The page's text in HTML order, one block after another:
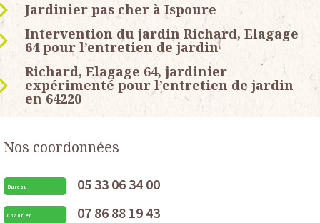
Jardinier pas cher à Ispoure
Intervention du jardin Richard, Elagage
64 pour l’entretien de jardin
Richard, Elagage 64, jardinier
expérimenté pour l’entretien de jardin
en 64220
Nos coordonnées
Bureau 05 33 06 34 00
Chantier 07 86 88 19 43